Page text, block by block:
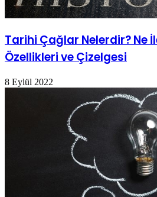
Tarihi Çağlar Nelerdir? Ne
Özellikleri ve Çizelgesi
8 Eylül 2022